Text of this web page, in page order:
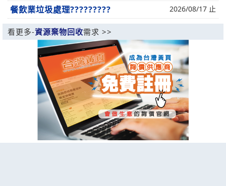
餐飲業垃圾處理????????? 2026/08/17 止
看更多-資源棄物回收需求 >>